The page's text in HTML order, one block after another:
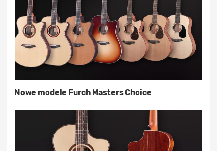
Nowe modele Furch Masters Choice